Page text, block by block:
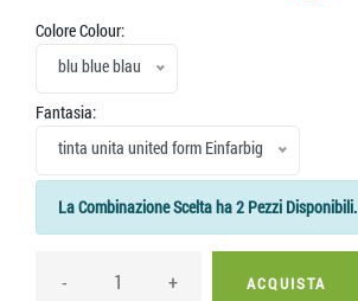
Colore Colour:
blu blue blau
Fantasia:
tinta unita united form Einfarbig
La Combinazione Scelta ha 2 Pezzi Disponibili.
- + ACQUISTA